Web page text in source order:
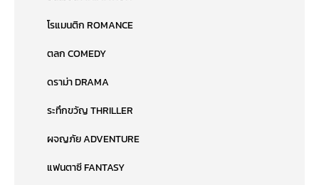
โรแมนติก ROMANCE
ตลก COMEDY
ดราม่า DRAMA
ระทึกขวัญ THRILLER
ผจญภัย ADVENTURE
แฟนตาซี FANTASY